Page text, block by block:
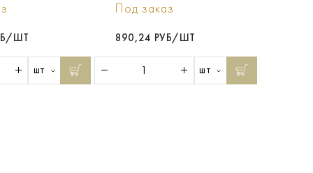
ШТ
шт
Под заказ
890,24 РУБ/ШТ
шт